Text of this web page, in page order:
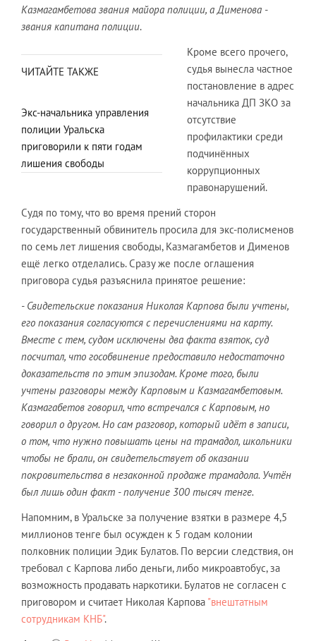
Казмагамбетова звания майора полиции, а Дименова -
звания капитана полиции.
ЧИТАЙТЕ ТАКЖЕ
Экс-начальника управления
полиции Уральска
приговорили к пяти годам
лишения свободы
Кроме всего прочего,
судья вынесла частное
постановление в адрес
начальника ДП ЗКО за
отсутствие
профилактики среди
подчинённых
коррупционных
правонарушений.
Судя по тому, что во время прений сторон
государственный обвинитель просила для экс-полисменов
по семь лет лишения свободы, Казмагамбетов и Дименов
ещё легко отделались. Сразу же после оглашения
приговора судья разъяснила принятое решение:
- Свидетельские показания Николая Карпова были учтены,
его показания согласуются с перечислениями на карту.
Вместе с тем, судом исключены два факта взяток, суд
посчитал, что гособвинение предоставило недостаточно
доказательств по этим эпизодам. Кроме того, были
учтены разговоры между Карповым и Казмагамбетовым.
Казмагабетов говорил, что встречался с Карповым, но
говорил о другом. Но сам разговор, который идёт в записи,
о том, что нужно повышать цены на трамадол, школьники
чтобы не брали, он свидетельствует об оказании
покровительства в незаконной продаже трамадола. Учтён
был лишь один факт - получение 300 тысяч тенге.
Напомним, в Уральске за получение взятки в размере 4,5
миллионов тенге был осужден к 5 годам колонии
полковник полиции Эдик Булатов. По версии следствия, он
требовал с Карпова либо деньги, либо микроавтобус, за
возможность продавать наркотики. Булатов не согласен с
приговором и считает Николая Карпова "внештатным
сотрудникам КНБ".